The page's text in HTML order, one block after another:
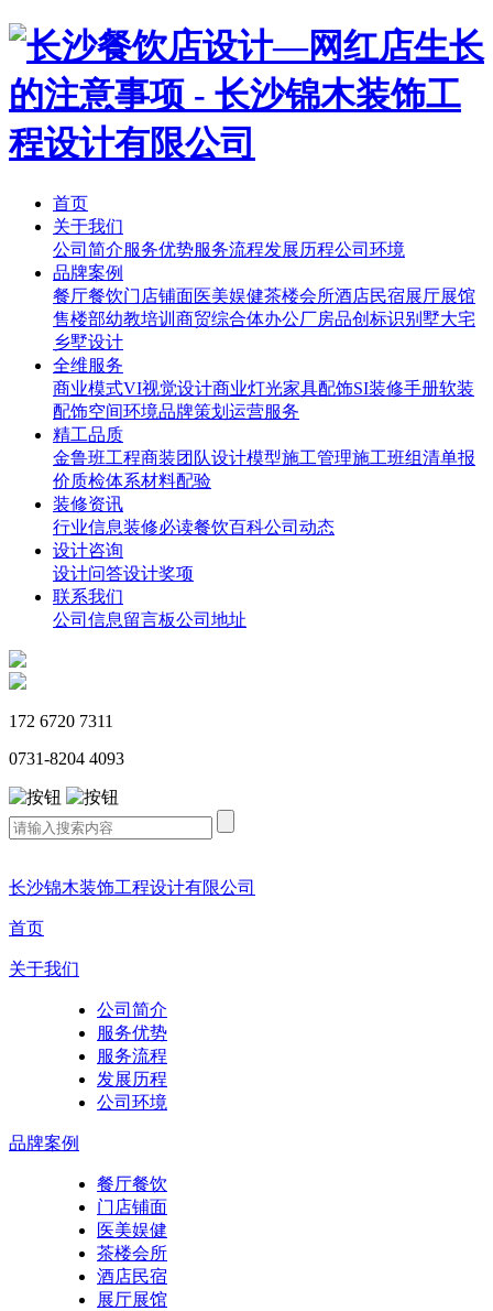
首页
关于我们
公司简介服务优势服务流程发展历程公司环境
品牌案例
餐厅餐饮门店铺面医美娱健茶楼会所酒店民宿展厅展馆
售楼部幼教培训 商贸综合体办公厂房品创标识别墅大宅
乡墅设计
全维服务
商业模式VI视觉设计商业灯光家具配饰SI装修手册软装
配饰空间环境品牌策划 运营服务
精工品质
金鲁班工程商装团队设计模型施工管理施工班组清单报
价质检体系材料配验
装修资讯
行业信息装修必读餐饮百科公司动态
设计咨询
设计问答设计奖项
联系我们
公司信息留言板公司地址
172 6720 7311
0731-8204 4093
长沙锦木装饰工程设计有限公司
首页
关于我们
公司简介
服务优势
服务流程
发展历程
公司环境
品牌案例
餐厅餐饮
门店铺面
医美娱健
茶楼会所
酒店民宿
展厅展馆